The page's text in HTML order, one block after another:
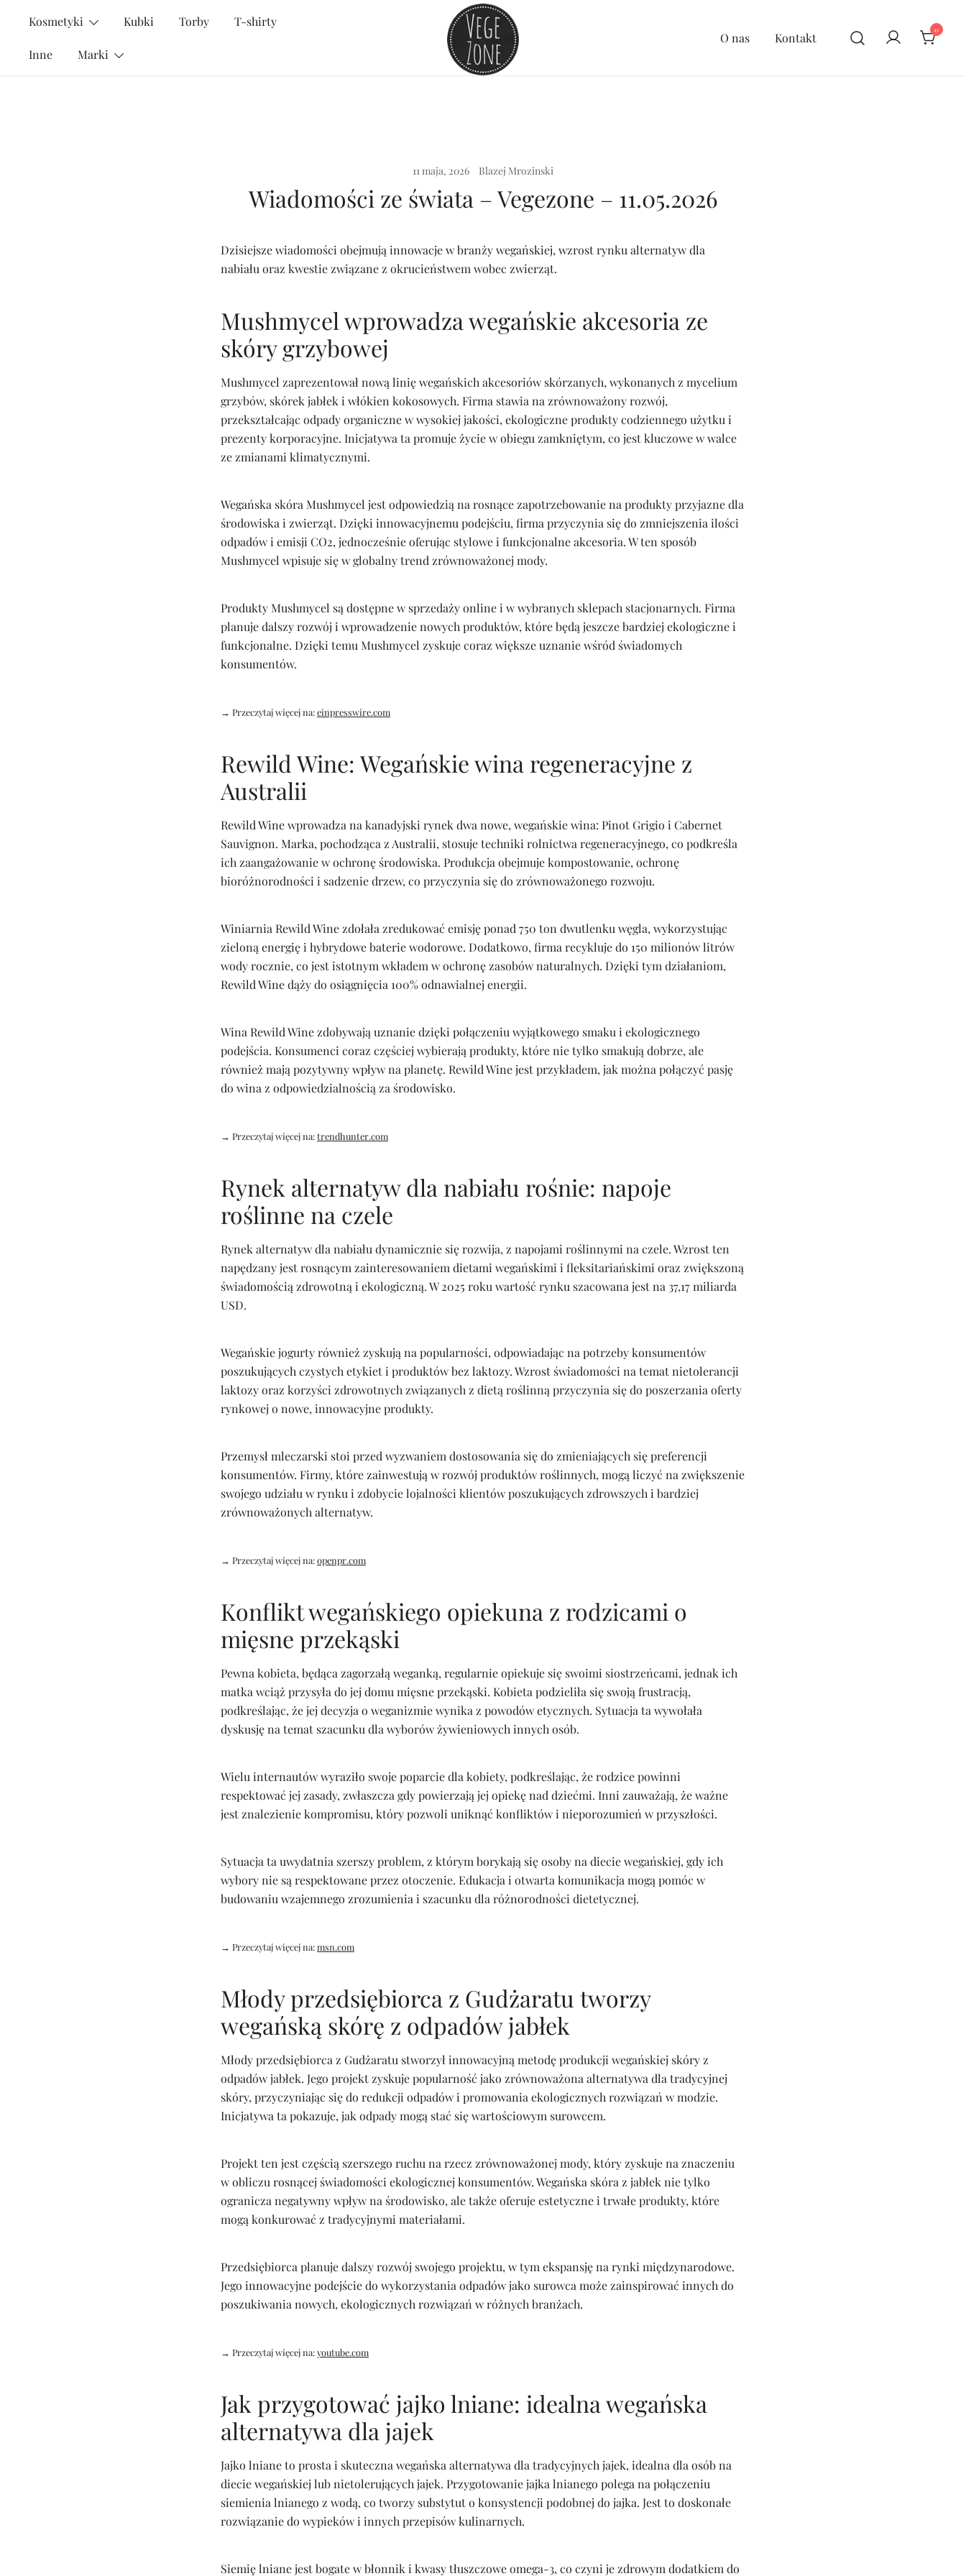
Kosmetyki Kubki Torby T-shirty
Inne Marki
O nas Kontakt
0
11 maja, 2026 Blazej Mrozinski
Wiadomości ze świata – Vegezone – 11.05.2026
Dzisiejsze wiadomości obejmują innowacje w branży wegańskiej, wzrost rynku alternatyw dla
nabiału oraz kwestie związane z okrucieństwem wobec zwierząt.
Mushmycel wprowadza wegańskie akcesoria ze
skóry grzybowej
Mushmycel zaprezentował nową linię wegańskich akcesoriów skórzanych, wykonanych z mycelium
grzybów, skórek jabłek i włókien kokosowych. Firma stawia na zrównoważony rozwój,
przekształcając odpady organiczne w wysokiej jakości, ekologiczne produkty codziennego użytku i
prezenty korporacyjne. Inicjatywa ta promuje życie w obiegu zamkniętym, co jest kluczowe w walce
ze zmianami klimatycznymi.
Wegańska skóra Mushmycel jest odpowiedzią na rosnące zapotrzebowanie na produkty przyjazne dla
środowiska i zwierząt. Dzięki innowacyjnemu podejściu, firma przyczynia się do zmniejszenia ilości
odpadów i emisji CO2, jednocześnie oferując stylowe i funkcjonalne akcesoria. W ten sposób
Mushmycel wpisuje się w globalny trend zrównoważonej mody.
Produkty Mushmycel są dostępne w sprzedaży online i w wybranych sklepach stacjonarnych. Firma
planuje dalszy rozwój i wprowadzenie nowych produktów, które będą jeszcze bardziej ekologiczne i
funkcjonalne. Dzięki temu Mushmycel zyskuje coraz większe uznanie wśród świadomych
konsumentów.
→ Przeczytaj więcej na:einpresswire.com
Rewild Wine: Wegańskie wina regeneracyjne z
Australii
Rewild Wine wprowadza na kanadyjski rynek dwa nowe, wegańskie wina: Pinot Grigio i Cabernet
Sauvignon. Marka, pochodząca z Australii, stosuje techniki rolnictwa regeneracyjnego, co podkreśla
ich zaangażowanie w ochronę środowiska. Produkcja obejmuje kompostowanie, ochronę
bioróżnorodności i sadzenie drzew, co przyczynia się do zrównoważonego rozwoju.
Winiarnia Rewild Wine zdołała zredukować emisję ponad 750 ton dwutlenku węgla, wykorzystując
zieloną energię i hybrydowe baterie wodorowe. Dodatkowo, firma recykluje do 150 milionów litrów
wody rocznie, co jest istotnym wkładem w ochronę zasobów naturalnych. Dzięki tym działaniom,
Rewild Wine dąży do osiągnięcia 100% odnawialnej energii.
Wina Rewild Wine zdobywają uznanie dzięki połączeniu wyjątkowego smaku i ekologicznego
podejścia. Konsumenci coraz częściej wybierają produkty, które nie tylko smakują dobrze, ale
również mają pozytywny wpływ na planetę. Rewild Wine jest przykładem, jak można połączyć pasję
do wina z odpowiedzialnością za środowisko.
→ Przeczytaj więcej na:trendhunter.com
Rynek alternatyw dla nabiału rośnie: napoje
roślinne na czele
Rynek alternatyw dla nabiału dynamicznie się rozwija, z napojami roślinnymi na czele. Wzrost ten
napędzany jest rosnącym zainteresowaniem dietami wegańskimi i fleksitariańskimi oraz zwiększoną
świadomością zdrowotną i ekologiczną. W 2025 roku wartość rynku szacowana jest na 37,17 miliarda
USD.
Wegańskie jogurty również zyskują na popularności, odpowiadając na potrzeby konsumentów
poszukujących czystych etykiet i produktów bez laktozy. Wzrost świadomości na temat nietolerancji
laktozy oraz korzyści zdrowotnych związanych z dietą roślinną przyczynia się do poszerzania oferty
rynkowej o nowe, innowacyjne produkty.
Przemysł mleczarski stoi przed wyzwaniem dostosowania się do zmieniających się preferencji
konsumentów. Firmy, które zainwestują w rozwój produktów roślinnych, mogą liczyć na zwiększenie
swojego udziału w rynku i zdobycie lojalności klientów poszukujących zdrowszych i bardziej
zrównoważonych alternatyw.
→ Przeczytaj więcej na:openpr.com
Konflikt wegańskiego opiekuna z rodzicami o
mięsne przekąski
Pewna kobieta, będąca zagorzałą weganką, regularnie opiekuje się swoimi siostrzeńcami, jednak ich
matka wciąż przysyła do jej domu mięsne przekąski. Kobieta podzieliła się swoją frustracją,
podkreślając, że jej decyzja o weganizmie wynika z powodów etycznych. Sytuacja ta wywołała
dyskusję na temat szacunku dla wyborów żywieniowych innych osób.
Wielu internautów wyraziło swoje poparcie dla kobiety, podkreślając, że rodzice powinni
respektować jej zasady, zwłaszcza gdy powierzają jej opiekę nad dziećmi. Inni zauważają, że ważne
jest znalezienie kompromisu, który pozwoli uniknąć konfliktów i nieporozumień w przyszłości.
Sytuacja ta uwydatnia szerszy problem, z którym borykają się osoby na diecie wegańskiej, gdy ich
wybory nie są respektowane przez otoczenie. Edukacja i otwarta komunikacja mogą pomóc w
budowaniu wzajemnego zrozumienia i szacunku dla różnorodności dietetycznej.
→ Przeczytaj więcej na:msn.com
Młody przedsiębiorca z Gudżaratu tworzy
wegańską skórę z odpadów jabłek
Młody przedsiębiorca z Gudżaratu stworzył innowacyjną metodę produkcji wegańskiej skóry z
odpadów jabłek. Jego projekt zyskuje popularność jako zrównoważona alternatywa dla tradycyjnej
skóry, przyczyniając się do redukcji odpadów i promowania ekologicznych rozwiązań w modzie.
Inicjatywa ta pokazuje, jak odpady mogą stać się wartościowym surowcem.
Projekt ten jest częścią szerszego ruchu na rzecz zrównoważonej mody, który zyskuje na znaczeniu
w obliczu rosnącej świadomości ekologicznej konsumentów. Wegańska skóra z jabłek nie tylko
ogranicza negatywny wpływ na środowisko, ale także oferuje estetyczne i trwałe produkty, które
mogą konkurować z tradycyjnymi materiałami.
Przedsiębiorca planuje dalszy rozwój swojego projektu, w tym ekspansję na rynki międzynarodowe.
Jego innowacyjne podejście do wykorzystania odpadów jako surowca może zainspirować innych do
poszukiwania nowych, ekologicznych rozwiązań w różnych branżach.
→ Przeczytaj więcej na:youtube.com
Jak przygotować jajko lniane: idealna wegańska
alternatywa dla jajek
Jajko lniane to prosta i skuteczna wegańska alternatywa dla tradycyjnych jajek, idealna dla osób na
diecie wegańskiej lub nietolerujących jajek. Przygotowanie jajka lnianego polega na połączeniu
siemienia lnianego z wodą, co tworzy substytut o konsystencji podobnej do jajka. Jest to doskonałe
rozwiązanie do wypieków i innych przepisów kulinarnych.
Siemię lniane jest bogate w błonnik i kwasy tłuszczowe omega-3, co czyni je zdrowym dodatkiem do